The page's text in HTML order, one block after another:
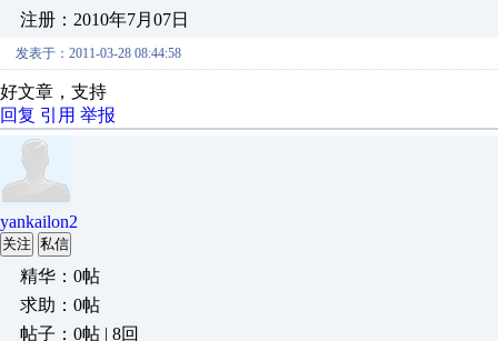
注册：2010年7月07日
发表于：2011-03-28 08:44:58
好文章，支持
回复 引用 举报
yankailon2
关注 私信
精华：0帖
求助：0帖
帖子：0帖 | 8回